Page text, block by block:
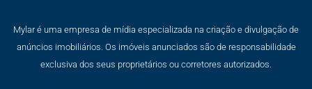
Mylar é uma empresa de mídia especializada na criação e divulgação de
anúncios imobiliários. Os imóveis anunciados são de responsabilidade
exclusiva dos seus proprietários ou corretores autorizados.